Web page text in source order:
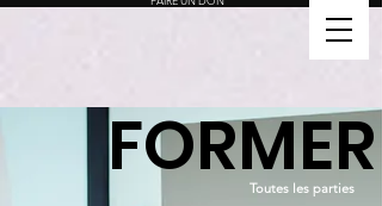
FORMER
Toutes les parties